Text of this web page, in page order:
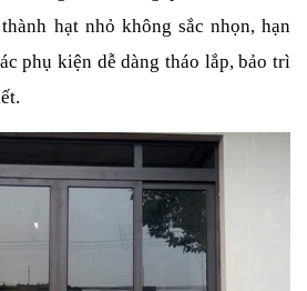
hạt nhỏ không sắc nhọn, hạn
phụ kiện dễ dàng tháo lắp, bảo trì